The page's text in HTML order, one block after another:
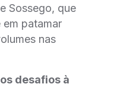
Sossego, que
patamar
nas
desafios à